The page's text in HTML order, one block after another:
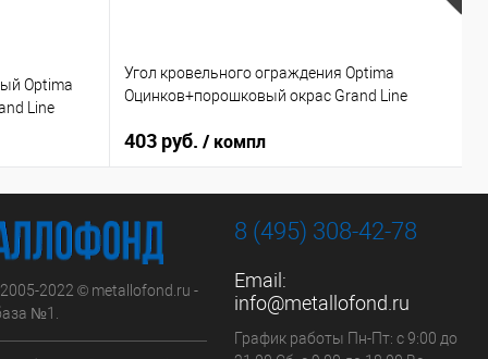
Optima
Line
Угол кровельного ограждения Optima
Оцинков+порошковый окрас Grand Line
403 руб. / компл
2022 © metallofond.ru -
№1.
8 (495) 308-42-78
Email:
info@metallofond.ru
График работы Пн-Пт: с 9:00 до